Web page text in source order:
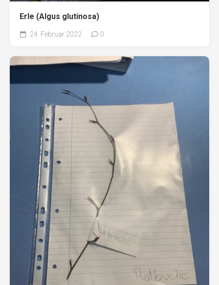
Erle (Algus glutinosa)
24. Februar 2022 0